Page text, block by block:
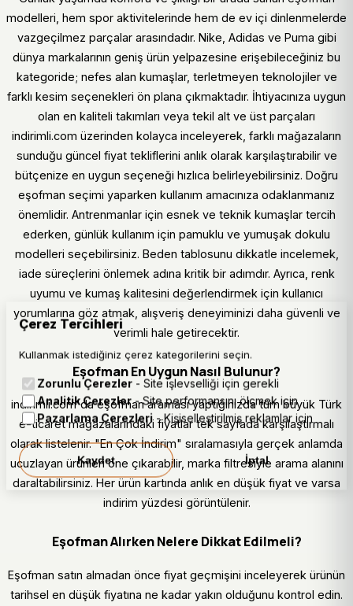
modelleri, hem spor aktivitelerinde hem de ev içi dinlenmelerde
vazgeçilmez parçalar arasındadır. Nike, Adidas ve Puma gibi
dünya markalarının geniş ürün yelpazesine erişebileceğiniz bu
kategoride; nefes alan kumaşlar, terletmeyen teknolojiler ve
farklı kesim seçenekleri ön plana çıkmaktadır. İhtiyacınıza uygun
olan en kaliteli takımları veya tekil alt ve üst parçaları
indirimli.com üzerinden kolayca inceleyerek, farklı mağazaların
sunduğu güncel fiyat tekliflerini anlık olarak karşılaştırabilir ve
bütçenize en uygun seçeneği hızlıca belirleyebilirsiniz. Doğru
eşofman seçimi yaparken kullanım amacınıza odaklanmanız
önemlidir. Antrenmanlar için esnek ve teknik kumaşlar tercih
ederken, günlük kullanım için pamuklu ve yumuşak dokulu
modelleri seçebilirsiniz. Beden tablosunu dikkatle incelemek,
iade süreçlerini önlemek adına kritik bir adımdır. Ayrıca, renk
uyumu ve kumaş kalitesini değerlendirmek için kullanıcı
yorumlarına göz atmak, alışveriş deneyiminizi daha güvenli ve
verimli hale getirecektir.
Eşofman En Uygun Nasıl Bulunur?
indirimli.com'da eşofman araması yaptığınızda tüm büyük Türk
e-ticaret mağazalarındaki fiyatlar tek sayfada karşılaştırmalı
olarak listelenir. "En Çok İndirim" sıralamasıyla gerçek anlamda
ucuzlayan ürünleri öne çıkarabilir, marka filtresiyle arama alanını
daraltabilirsiniz. Her ürün kartında anlık en düşük fiyat ve varsa
indirim yüzdesi görüntülenir.
Eşofman Alırken Nelere Dikkat Edilmeli?
Eşofman satın almadan önce fiyat geçmişini inceleyerek ürünün
tarihsel en düşük fiyatına ne kadar yakın olduğunu kontrol edin.
Çerez Tercihleri
Kullanmak istediğiniz çerez kategorilerini seçin.
Zorunlu Çerezler - Site işlevselliği için gerekli
Analitik Çerezler- Site performansını ölçmek için
Pazarlama Çerezleri- Kişiselleştirilmiş reklamlar için
Kaydet İptal